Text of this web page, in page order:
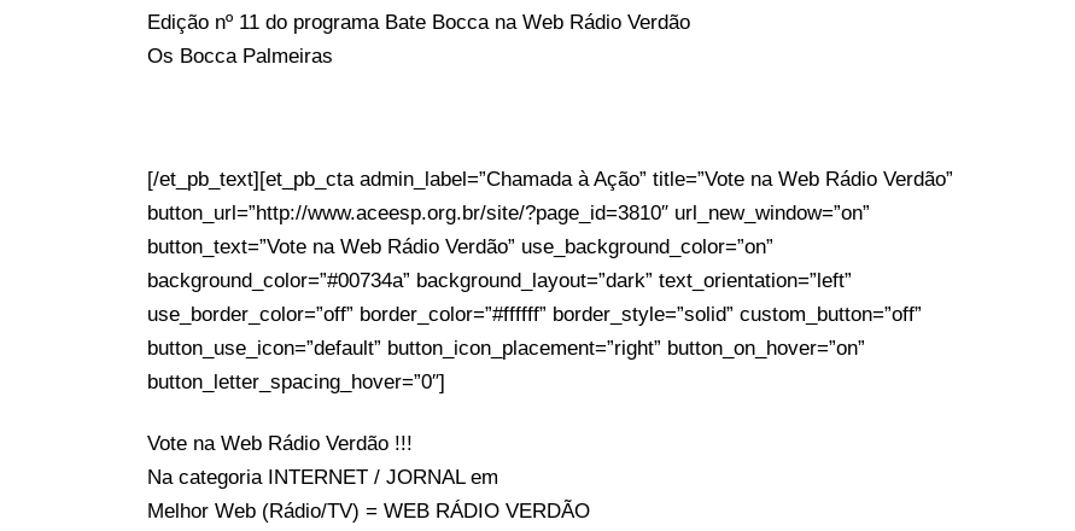
Edição nº 11 do programa Bate Bocca na Web Rádio Verdão
Os Bocca Palmeiras
[/et_pb_text][et_pb_cta admin_label=”Chamada à Ação” title=”Vote na Web Rádio Verdão”
button_url=”http://www.aceesp.org.br/site/?page_id=3810″ url_new_window=”on”
button_text=”Vote na Web Rádio Verdão” use_background_color=”on”
background_color=”#00734a” background_layout=”dark” text_orientation=”left”
use_border_color=”off” border_color=”#ffffff” border_style=”solid” custom_button=”off”
button_use_icon=”default” button_icon_placement=”right” button_on_hover=”on”
button_letter_spacing_hover=”0″]
Vote na Web Rádio Verdão !!!
Na categoria INTERNET / JORNAL em
Melhor Web (Rádio/TV) = WEB RÁDIO VERDÃO